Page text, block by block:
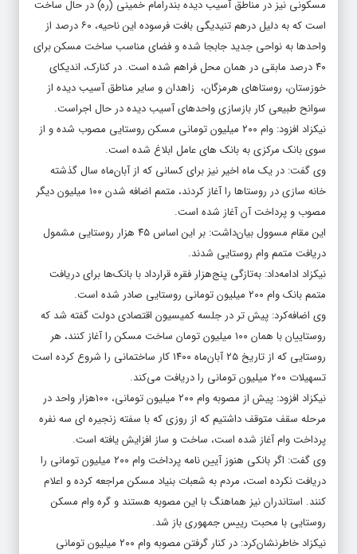
مسکونی نیز در مناطق آسیب دیده بندرامام خمینی (ره) در حال ساخت
است که به دلیل درهم تنیدیگی بافت فرسوده این ناحیه، ۶۰ درصد از
واحدها به نواحی جدید جابجا شده و فضای مناسب ساخت مسکن برای
۴۰ درصد مابقی در همان محل فراهم شده است. در کنارک، اندیکای
خوزستان، روستاهای هرمزگان، زاهدان و سایر مناطق آسیب دیده از
سوانح طبیعی کار بازسازی واحدهای آسیب دیده در حال اجراست.
نیکزاد افزود: وام ۲۰۰ میلیون تومانی مسکن روستایی مصوب شده و از
سوی بانک مرکزی به بانک های عامل ابلاغ شده است.
وی گفت: در یک ماه اخیر نیز برای کسانی که از آبان‌ماه سال گذشته
خانه سازی در روستاها را آغاز کردند، متمم اضافه شدن ۱۰۰ میلیون دیگر
مصوب و پرداخت آن آغاز شده است.
این مقام مسوول بیان‌داشت: بر این اساس ۴۵ هزار روستایی مشمول
دریافت متمم وام روستایی شدند.
نیکزاد ادامه‌داد: به‌تازگی پنج‌هزار فقره قرارداد با بانک‌ها برای دریافت
متمم بانک وام ۲۰۰ میلیون تومانی روستایی صادر شده است.
وی اضافه‌کرد: پیش تر در جلسه کمیسیون اقتصادی دولت گفته شد که
روستاییان با همان ۱۰۰ میلیون تومان ساخت مسکن را آغاز کنند، هر
روستایی که از تاریخ ۲۵ آبان‌ماه ۱۴۰۰ کار ساختمانی را شروع کرده است
تسهیلات ۲۰۰ میلیون تومانی را دریافت می‌کند.
نیکزاد افزود: پیش از مصوبه وام ۲۰۰ میلیون تومانی، ۱۰۰هزار واحد در
مرحله سقف متوقف داشتیم که از روزی که با سفته زنجیره ای سه نفره
پرداخت وام آغاز شده است، ساخت و ساز افزایش یافته است.
وی گفت: اگر بانکی هنوز آیین نامه پرداخت وام ۲۰۰ میلیون تومانی را
دریافت نکرده است، مردم به شعبات بنیاد مسکن مراجعه کرده و اعلام
کنند. استاندران نیز هماهنگ با این مصوبه هستند و گره وام مسکن
روستایی با محبت رییس جمهوری باز شد.
نیکزاد خاطرنشان‌کرد: در کنار گرفتن مصوبه وام ۲۰۰ میلیون تومانی